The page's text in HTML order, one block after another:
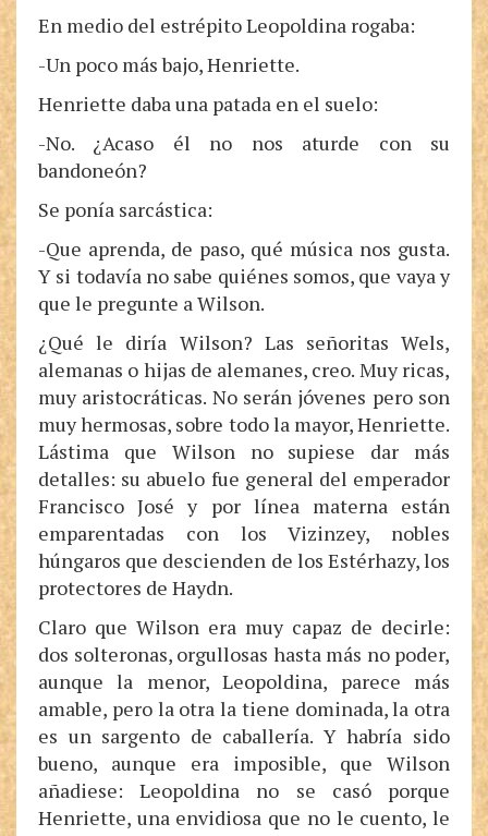
En medio del estrépito Leopoldina rogaba:
-Un poco más bajo, Henriette.
Henriette daba una patada en el suelo:
-No. ¿Acaso él no nos aturde con su
bandoneón?
Se ponía sarcástica:
-Que aprenda, de paso, qué música nos gusta.
Y si todavía no sabe quiénes somos, que vaya y
que le pregunte a Wilson.
¿Qué le diría Wilson? Las señoritas Wels,
alemanas o hijas de alemanes, creo. Muy ricas,
muy aristocráticas. No serán jóvenes pero son
muy hermosas, sobre todo la mayor, Henriette.
Lástima que Wilson no supiese dar más
detalles: su abuelo fue general del emperador
Francisco José y por línea materna están
emparentadas con los Vizinzey, nobles
húngaros que descienden de los Estérhazy, los
protectores de Haydn.
Claro que Wilson era muy capaz de decirle:
dos solteronas, orgullosas hasta más no poder,
aunque la menor, Leopoldina, parece más
amable, pero la otra la tiene dominada, la otra
es un sargento de caballería. Y habría sido
bueno, aunque era imposible, que Wilson
añadiese: Leopoldina no se casó porque
Henriette, una envidiosa que no le cuento, le